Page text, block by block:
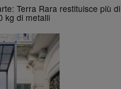
Terra Rara restituisce più
kg di metalli